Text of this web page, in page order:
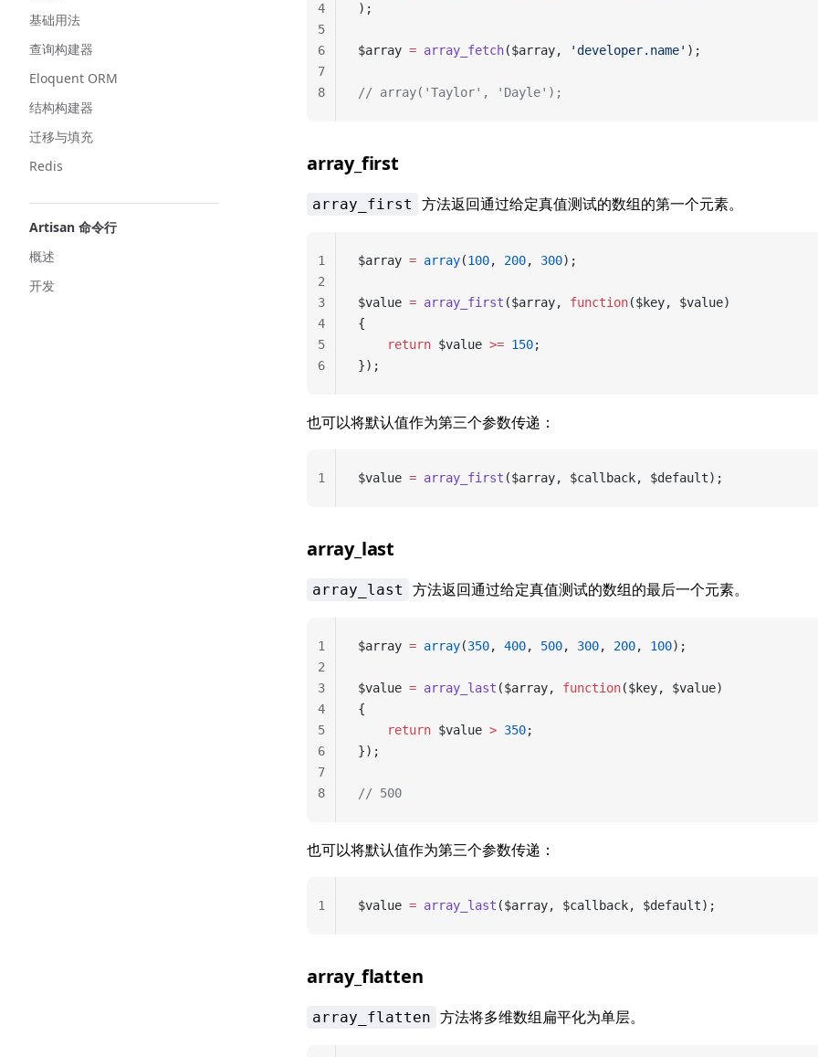
基础用法
查询构建器
Eloquent ORM
结构构建器
迁移与填充
Redis
Artisan 命令行
概述
开发
);
$array = array_fetch($array, 'developer.name' );
// array('Taylor', 'Dayle');
4
5
6
7
8
array_first
array_first 方法返回通过给定真值测试的数组的第一个元素。
$array = array(100, 200, 300);
$value = array_first ($array, function($key, $value)
{
	return
$value >= 150;
});
1
2
3
4
5
6
也可以将默认值作为第三个参数传递：
$value = array_first ($array, $callback, $default);
1
array_last
array_last 方法返回通过给定真值测试的数组的最后一个元素。
$array = array(350, 400, 500, 300, 200, 100);
$value = array_last ($array, function($key, $value)
{
	return
$value > 350;
});
// 500
1
2
3
4
5
6
7
8
也可以将默认值作为第三个参数传递：
$value = array_last ($array, $callback, $default);
1
array_flatten
array_flatten 方法将多维数组扁平化为单层。